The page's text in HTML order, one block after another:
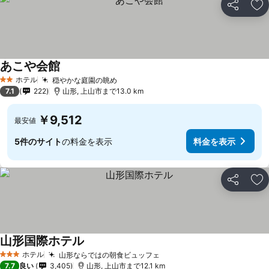
シェア お
2 ホテルのランク
ホテル 穏やかな庭園の眺め
あこや会館
7.1 222 山形, 上山市まで13.0 km
最安値 ￥9,512
5件のサイトの料金を表示 料金を表示
シェア お
3 ホテルのランク
ホテル 山形ならではの朝食ビュッフェ
山形国際ホテル
7.7 良い 3,405 山形, 上山市まで12.1 km